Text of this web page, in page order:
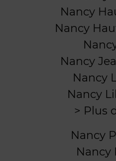
Nancy
Nancy
Nancy
Nancy
Nancy
> Plus
Nancy
Nancy